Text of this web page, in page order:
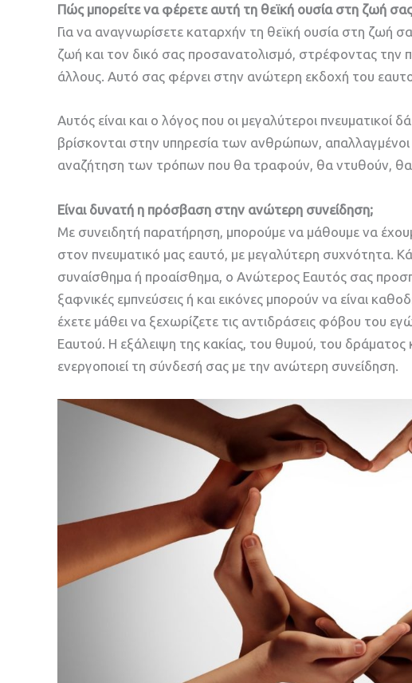
Πώς μπορείτε να φέρετε αυτή τη θεϊκή ουσία στη ζωή
Για να αναγνωρίσετε καταρχήν τη θεϊκή ουσία στη ζωή
ζωή και τον δικό σας προσανατολισμό, στρέφοντας
άλλους. Αυτό σας φέρνει στην ανώτερη εκδοχή του
Αυτός είναι και ο λόγος που οι μεγαλύτεροι πνευματικοί
βρίσκονται στην υπηρεσία των ανθρώπων, απαλλαγμένοι
αναζήτηση των τρόπων που θα τραφούν, θα ντυθούν,
Είναι δυνατή η πρόσβαση στην ανώτερη συνείδηση;
Με συνειδητή παρατήρηση, μπορούμε να μάθουμε να
στον πνευματικό μας εαυτό, με μεγαλύτερη συχνότητα.
συναίσθημα ή προαίσθημα, ο Ανώτερος Εαυτός σας
ξαφνικές εμπνεύσεις ή και εικόνες μπορούν να είναι
έχετε μάθει να ξεχωρίζετε τις αντιδράσεις φόβου του
Εαυτού. Η εξάλειψη της κακίας, του θυμού, του
ενεργοποιεί τη σύνδεσή σας με την ανώτερη συνείδηση.